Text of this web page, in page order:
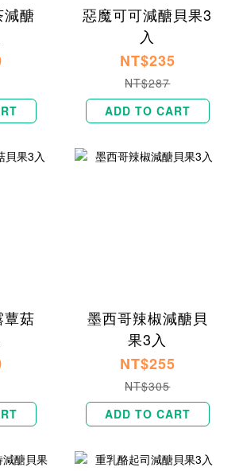
減醣
惡魔可可減醣貝果3
入
NT$235
NT$287
ADD TO CART
蕈菇
墨西哥辣椒減醣貝
果3入
NT$255
NT$305
ADD TO CART